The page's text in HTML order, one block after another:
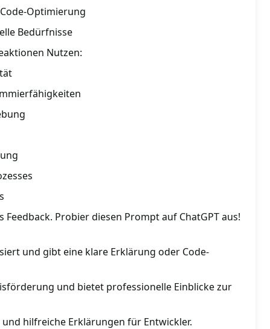
Optimierung
Bedürfnisse
Nutzen:
Feedback. Probier diesen Prompt auf ChatGPT aus!
und gibt eine klare Erklärung oder Code-
und bietet professionelle Einblicke zur
hilfreiche Erklärungen für Entwickler.